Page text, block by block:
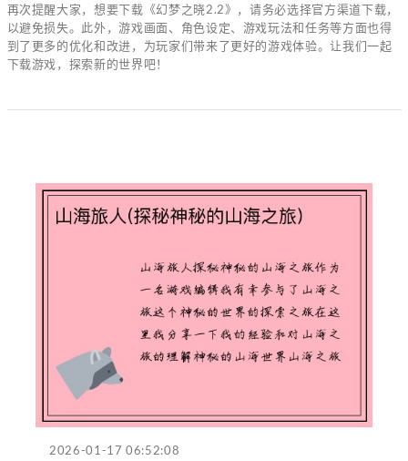
再次提醒大家，想要下载《幻梦之晓2.2》，请务必选择官方渠道下载，
以避免损失。此外，游戏画面、角色设定、游戏玩法和任务等方面也得
到了更多的优化和改进，为玩家们带来了更好的游戏体验。让我们一起
下载游戏，探索新的世界吧！
2026-01-17 06:52:08